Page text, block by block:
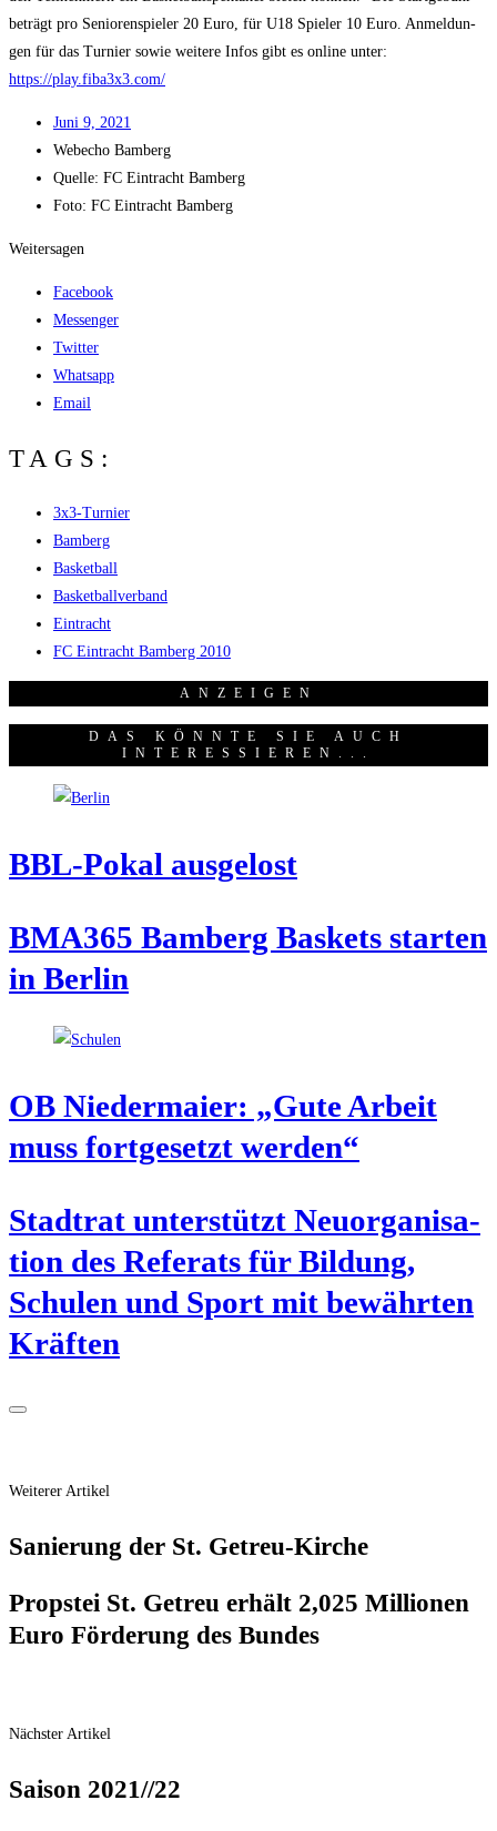
beträgt pro Senio­ren­spie­ler 20 Euro, für U18 Spie­ler 10 Euro. Anmel­dun­
gen für das Tur­nier sowie wei­te­re Infos gibt es online unter:
https://play.fiba3x3.com/
Juni 9, 2021
Web­echo Bamberg
Quel­le: FC Ein­tracht Bamberg
Foto: FC Ein­tracht Bamberg
Weitersagen
Facebook
Messenger
Twitter
Whatsapp
Email
TAGS:
3x3-Turnier
Bamberg
Basketball
Basketballverband
Eintracht
FC Eintracht Bamberg 2010
ANZEI­GEN
DAS KÖNNTE SIE AUCH
INTERESSIEREN...
BBL-Pokal aus­ge­lost
BMA365 Bam­berg Bas­kets star­ten
in Berlin
OB Nie­der­mai­er: „Gute Arbeit
muss fort­ge­setzt werden“
Stadt­rat unter­stützt Neu­or­ga­ni­sa­
ti­on des Refe­rats für Bil­dung,
Schu­len und Sport mit bewähr­ten
Kräften
Weiterer Artikel
Sanie­rung der St. Getreu-Kirche
Props­tei St. Getreu erhält 2,025 Mil­lio­nen
Euro För­de­rung des Bundes
Nächster Artikel
Sai­son 2021/​/​22